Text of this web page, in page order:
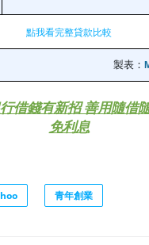
點我看完整貸款比較
製表：
借錢有新招 善用隨借
免利息
青年創業